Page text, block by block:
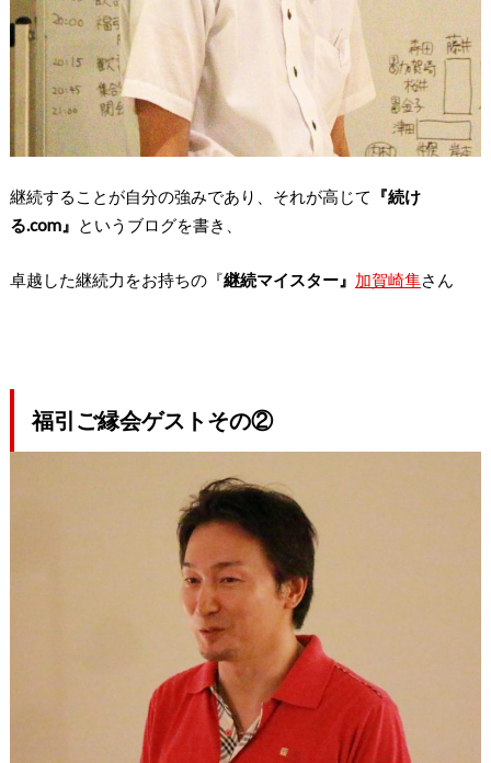
継続することが自分の強みであり、それが高じて
『続け
る.com』 というブログを書き、
卓越した継続力をお持ちの『継続マイスター』 加賀崎隼さん
福引ご縁会ゲストその②